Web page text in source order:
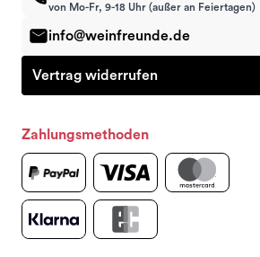
von Mo-Fr, 9-18 Uhr (außer an Feiertagen)
info@weinfreunde.de
Vertrag widerrufen
Zahlungsmethoden